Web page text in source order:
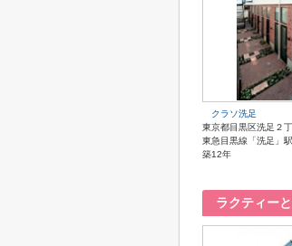
クラソ洗足
東京都目黒区洗足２
東急目黒線「洗足」
築12年
ラクティー